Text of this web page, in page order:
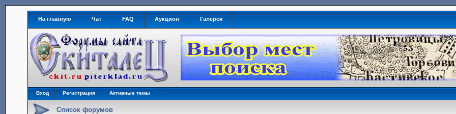
На главную Чат FAQ Аукцион Галерея
Вход Регистрация Активные темы
Список форумов